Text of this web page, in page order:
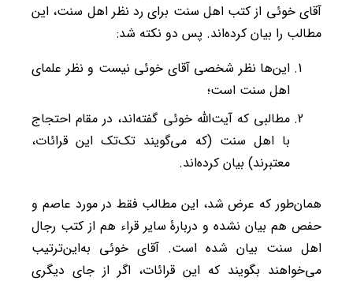
آقای خوئی از کتب اهل سنت برای رد نظر اهل سنت، این
مطالب را بیان کرده‌اند. پس دو نکته شد:
این‌ها نظر شخصی آقای خوئی نیست و نظر علمای
اهل سنت است؛
مطالبی که آیت‌الله خوئی گفته‌اند، در مقام احتجاج
با اهل سنت (که می‌گویند تک‌تک این قرائات،
معتبرند) بیان کرده‌اند.
همان‌طور که عرض شد، این مطالب فقط در مورد عاصم و
حفص هم بیان نشده و دربارۀ سایر قراء هم از کتب رجال
اهل سنت بیان شده است. آقای خوئی به‌این‌ترتیب
می‌خواهند بگویند که این قرائات، اگر از جای دیگری